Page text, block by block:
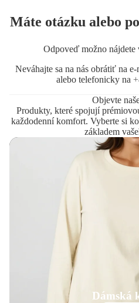
Máte otázku alebo
Odpoveď možno nájdete
Neváhajte sa na nás obrátiť na e-
alebo telefonicky na
Objevte
Produkty, které spojují
každodenní komfort. Vyberte si
základem
Dámská